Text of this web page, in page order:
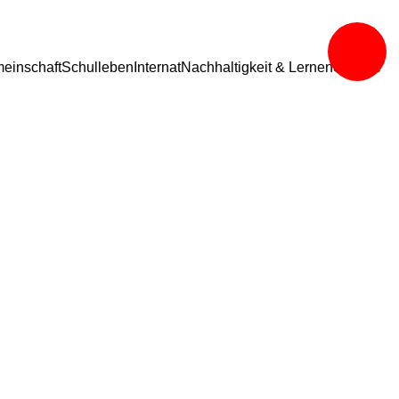
Schulleben InternatNachhaltigkeit & LernenService